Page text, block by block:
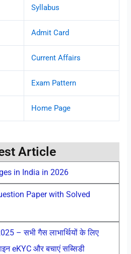
Syllabus
Admit Card
Current Affairs
Exam Pattern
Home Page
Article
in India in 2026
Paper with Solved
– सभी गैस लाभार्थियों के लिए
eKYC और बचाएं सब्सिडी